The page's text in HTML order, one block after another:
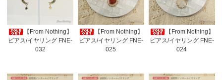
【From Nothing】
ピアス/イヤリング FNE-
032
【From Nothing】
ピアス/イヤリング FNE-
025
【From Nothing】
ピアス/イヤリング FNE-
024